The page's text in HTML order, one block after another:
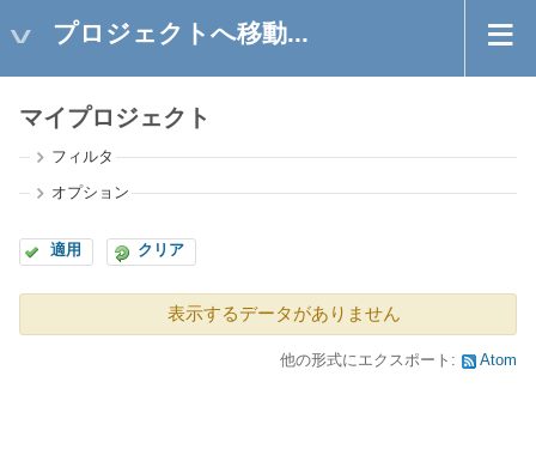
プロジェクトへ移動...
マイプロジェクト
フィルタ
オプション
適用 クリア
表示するデータがありません
他の形式にエクスポート: Atom